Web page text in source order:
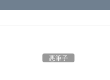
悪筆子